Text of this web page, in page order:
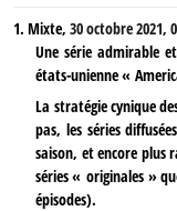
1. Mixte,30 octobre 2021,
Une série admirable
états-unienne «
La stratégie cynique
pas, les séries
saison, et encore plus
séries « originales »
épisodes).